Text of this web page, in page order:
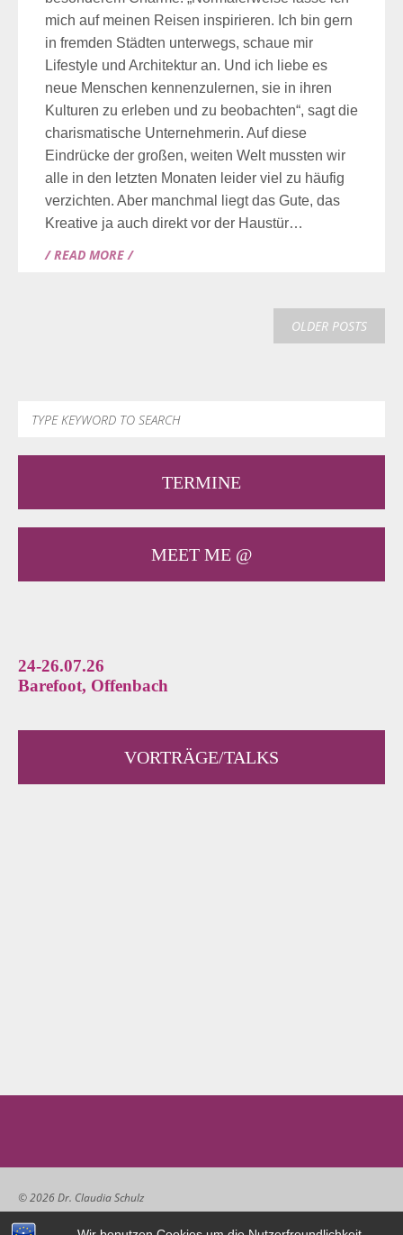
mich auf meinen Reisen inspirieren. Ich bin gern
in fremden Städten unterwegs, schaue mir
Lifestyle und Architektur an. Und ich liebe es
neue Menschen kennenzulernen, sie in ihren
Kulturen zu erleben und zu beobachten“, sagt die
charismatische Unternehmerin. Auf diese
Eindrücke der großen, weiten Welt mussten wir
alle in den letzten Monaten leider viel zu häufig
verzichten. Aber manchmal liegt das Gute, das
Kreative ja auch direkt vor der Haustür…
/ READ MORE /
OLDER POSTS
TERMINE
MEET ME @
24-26.07.26
Barefoot, Offenbach
VORTRÄGE/TALKS
© 2026 Dr. Claudia Schulz